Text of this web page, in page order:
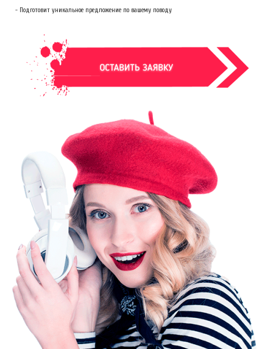
- Подготовит уникальное предложение по вашему поводу